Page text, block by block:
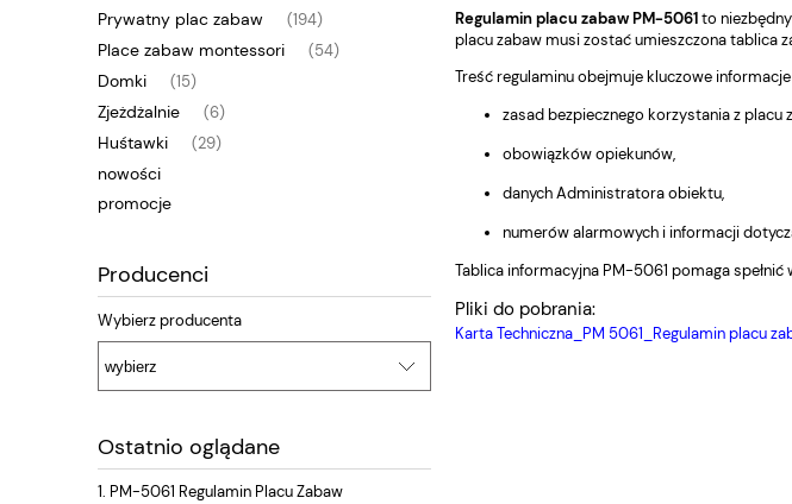
Prywatny plac zabaw (194)
Place zabaw montessori (54)
Domki (15)
Zjeżdżalnie (6)
Huśtawki (29)
nowości
promocje
Producenci
Wybierz producenta
Ostatnio oglądane
PM-5061 Regulamin Placu Zabaw
Regulamin placu zabaw PM-5061to
placu zabaw musi zostać umieszczona tablica
Treść regulaminu obejmuje kluczowe
zasad bezpiecznego korzystania z placu
obowiązków opiekunów,
danych Administratora obiektu,
numerów alarmowych i informacji
Tablica informacyjna PM-5061 pomaga
Pliki do pobrania:
Karta Techniczna_PM 5061_Regulamin placu